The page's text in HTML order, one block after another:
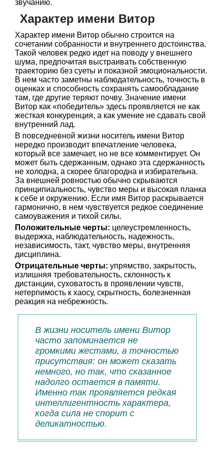
звучанию.
Характер имени Витор
Характер имени Витор обычно строится на
сочетании собранности и внутреннего достоинства.
Такой человек редко идет на поводу у внешнего
шума, предпочитая выстраивать собственную
траекторию без суеты и показной эмоциональности.
В нем часто заметны наблюдательность, точность в
оценках и способность сохранять самообладание
там, где другие теряют почву. Значение имени
Витор как «победитель» здесь проявляется не как
жесткая конкуренция, а как умение не сдавать свой
внутренний лад.
В повседневной жизни носитель имени Витор
нередко производит впечатление человека,
который все замечает, но не все комментирует. Он
может быть сдержанным, однако эта сдержанность
не холодна, а скорее благородна и избирательна.
За внешней ровностью обычно скрываются
принципиальность, чувство меры и высокая планка
к себе и окружению. Если имя Витор раскрывается
гармонично, в нем чувствуется редкое соединение
самоуважения и тихой силы.
Положительные черты: целеустремленность,
выдержка, наблюдательность, надежность,
независимость, такт, чувство меры, внутренняя
дисциплина.
Отрицательные черты: упрямство, закрытость,
излишняя требовательность, склонность к
дистанции, суховатость в проявлении чувств,
нетерпимость к хаосу, скрытность, болезненная
реакция на небрежность.
В жизни носитель имени Витор
часто запоминается не
громкими жестами, а точностью
присутствия: он может сказать
немного, но так, что сказанное
надолго остается в памяти.
Именно так проявляется редкая
интеллигентность характера,
когда сила не спорит с
деликатностью.